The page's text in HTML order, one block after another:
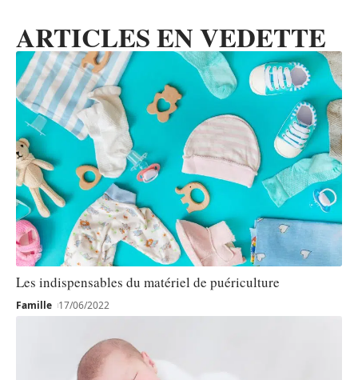
ARTICLES EN VEDETTE
Les indispensables du matériel de puériculture
Famille 17/06/2022